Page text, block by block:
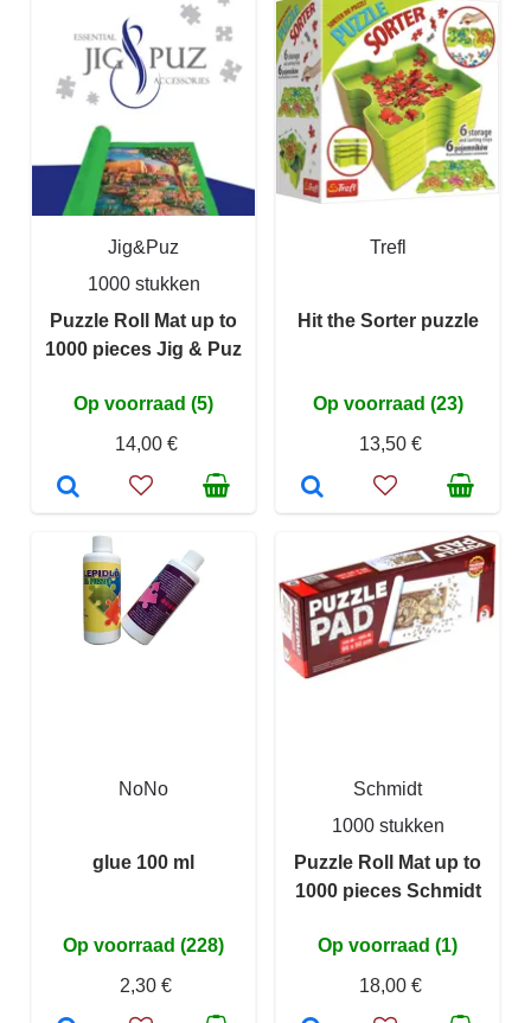
Jig&Puz
1000 stukken
Puzzle Roll Mat up to
1000 pieces Jig & Puz
Op voorraad (5)
14,00 €
Trefl
Hit the Sorter puzzle
Op voorraad (23)
13,50 €
NoNo
glue 100 ml
Op voorraad (228)
2,30 €
Schmidt
1000 stukken
Puzzle Roll Mat up to
1000 pieces Schmidt
Op voorraad (1)
18,00 €